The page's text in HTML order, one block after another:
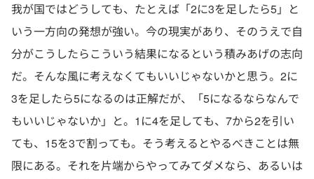
我が国ではどうしても、たとえば「2に3を足したら5」と
いう一方向の発想が強い。今の現実があり、そのうえで自
分がこうしたらこういう結果になるという積みあげの志向
だ。そんな風に考えなくてもいいじゃないかと思う。2に
3を足したら5になるのは正解だが、「5になるならなんで
もいいじゃないか」と。1に4を足しても、7から2を引い
ても、15を3で割っても。そう考えるとやるべきことは無
限にある。それを片端からやってみてダメなら、あるいは